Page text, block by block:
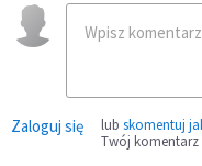
Zaloguj się lub skomentuj
Twój